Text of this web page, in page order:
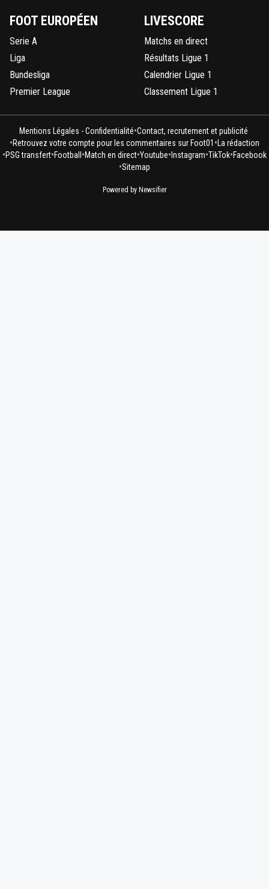
FOOT EUROPÉEN
Serie A
Liga
Bundesliga
Premier League
LIVESCORE
Matchs en direct
Résultats Ligue 1
Calendrier Ligue 1
Classement Ligue 1
Mentions Légales - Confidentialité•Contact, recrutement et publicité
•Retrouvez votre compte pour les commentaires sur Foot01 •La rédaction
•PSG transfert•Football •Match en direct•Youtube• Instagram•TikTok•Facebook
•Sitemap
Powered by Newsifier